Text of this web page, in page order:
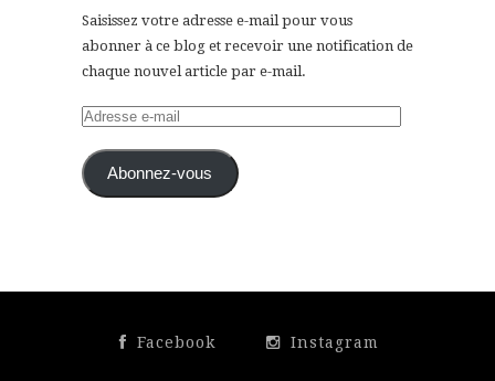
Saisissez votre adresse e-mail pour vous
abonner à ce blog et recevoir une notification de
chaque nouvel article par e-mail.
Adresse
mail Abonnez-vous
Facebook Instagram